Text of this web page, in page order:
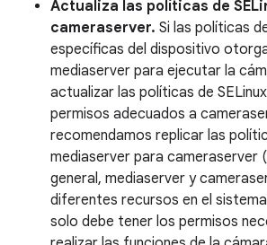
Actualiza las políticas de
cameraserver. Si las políticas
específicas del dispositivo
mediaserver para ejecutar la
actualizar las políticas de
permisos adecuados a
recomendamos replicar las
mediaserver para cameraserver
general, mediaserver y
diferentes recursos en el
solo debe tener los permisos